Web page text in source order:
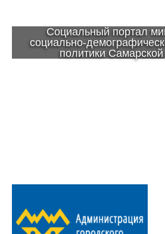
Социальный портал
социально-
политики Самарской